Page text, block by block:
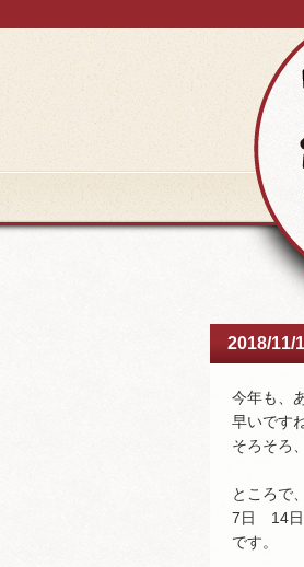
2018/11/
今年も、
早いですね
そろそろ
ところで
7日 14
です。